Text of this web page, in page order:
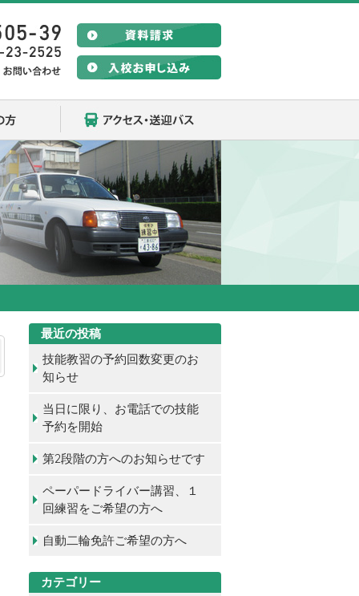
在校生の方
最近の投稿
技能教習の予約回数変更のお
知らせ
当日に限り、お電話での技能
予約を開始
第2段階の方へのお知らせです
ペーパードライバー講習、１
回練習をご希望の方へ
自動二輪免許ご希望の方へ
カテゴリー